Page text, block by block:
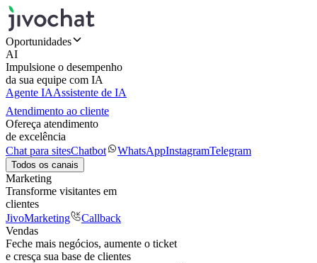
Oportunidades
AI
Impulsione o desempenho
da sua equipe com IA
Agente IAAssistente de IA
Atendimento ao cliente
Ofereça atendimento
de excelência
Chat para sitesChatbot WhatsAppInstagramTelegram
Todos os canais
Marketing
Transforme visitantes em
clientes
JivoMarketing
Callback
Vendas
Feche mais negócios, aumente o ticket
e cresça sua base de clientes